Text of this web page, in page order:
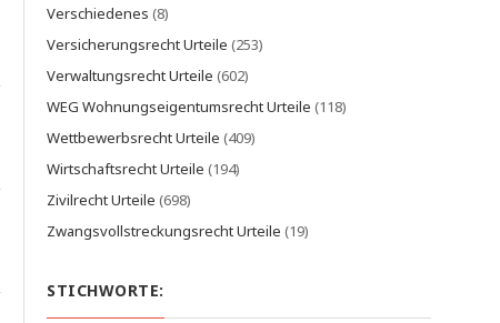
Verschiedenes (8)
Versicherungsrecht Urteile (253)
Verwaltungsrecht Urteile (602)
WEG Wohnungseigentumsrecht Urteile (118)
Wettbewerbsrecht Urteile (409)
Wirtschaftsrecht Urteile (194)
Zivilrecht Urteile (698)
Zwangsvollstreckungsrecht Urteile (19)
STICHWORTE: